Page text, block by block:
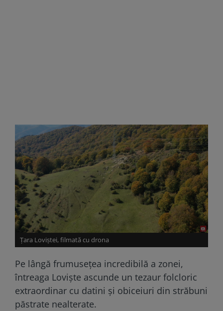
Țara Loviștei, filmată cu drona
Pe lângă frumusețea incredibilă a zonei,
întreaga Loviște ascunde un tezaur folcloric
extraordinar cu datini și obiceiuri din străbuni
păstrate nealterate.